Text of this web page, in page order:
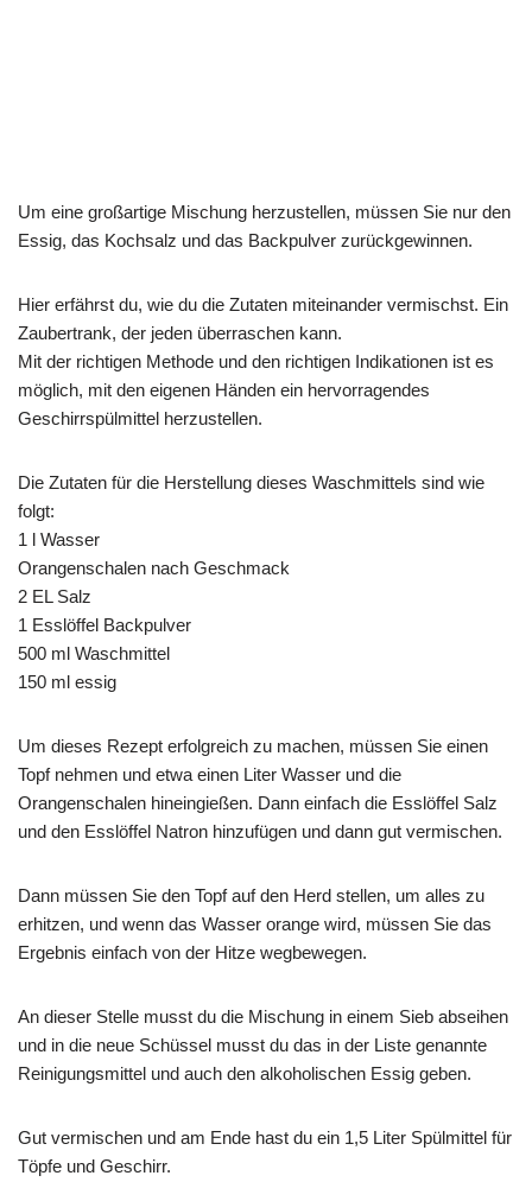
Um eine großartige Mischung herzustellen, müssen Sie nur den
Essig, das Kochsalz und das Backpulver zurückgewinnen.
Hier erfährst du, wie du die Zutaten miteinander vermischst. Ein
Zaubertrank, der jeden überraschen kann.
Mit der richtigen Methode und den richtigen Indikationen ist es
möglich, mit den eigenen Händen ein hervorragendes
Geschirrspülmittel herzustellen.
Die Zutaten für die Herstellung dieses Waschmittels sind wie
folgt:
1 l Wasser
Orangenschalen nach Geschmack
2 EL Salz
1 Esslöffel Backpulver
500 ml Waschmittel
150 ml essig
Um dieses Rezept erfolgreich zu machen, müssen Sie einen
Topf nehmen und etwa einen Liter Wasser und die
Orangenschalen hineingießen. Dann einfach die Esslöffel Salz
und den Esslöffel Natron hinzufügen und dann gut vermischen.
Dann müssen Sie den Topf auf den Herd stellen, um alles zu
erhitzen, und wenn das Wasser orange wird, müssen Sie das
Ergebnis einfach von der Hitze wegbewegen.
An dieser Stelle musst du die Mischung in einem Sieb abseihen
und in die neue Schüssel musst du das in der Liste genannte
Reinigungsmittel und auch den alkoholischen Essig geben.
Gut vermischen und am Ende hast du ein 1,5 Liter Spülmittel für
Töpfe und Geschirr.